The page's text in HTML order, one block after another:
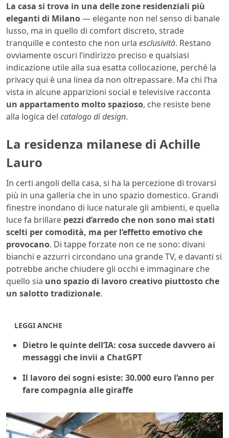
La casa si trova in una delle zone residenziali più
eleganti di Milano— elegante non nel senso di banale
lusso, ma in quello di comfort discreto, strade
tranquille e contesto che non urla esclusività. Restano
ovviamente oscuri l’indirizzo preciso e qualsiasi
indicazione utile alla sua esatta collocazione, perché la
privacy qui è una linea da non oltrepassare. Ma chi l’ha
vista in alcune apparizioni social e televisive racconta
un appartamento molto spazioso, che resiste bene
alla logica del catalogo di design.
La residenza milanese di Achille
Lauro
In certi angoli della casa, si ha la percezione di trovarsi
più in una galleria che in uno spazio domestico. Grandi
finestre inondano di luce naturale gli ambienti, e quella
luce fa brillare pezzi d’arredo che non sono mai stati
scelti per comodità, ma per l’effetto emotivo che
provocano. Di tappe forzate non ce ne sono: divani
bianchi e azzurri circondano una grande TV, e davanti si
potrebbe anche chiudere gli occhi e immaginare che
quello sia uno spazio di lavoro creativo piuttosto che
un salotto tradizionale.
LEGGI ANCHE
Dietro le quinte dell’IA: cosa succede davvero ai
messaggi che invii a ChatGPT
Il lavoro dei sogni esiste: 30.000 euro l’anno per
fare compagnia alle giraffe